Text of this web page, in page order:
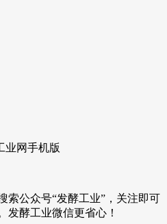
业网手机版
索公众号“发酵工业”，关注即可
发酵工业微信更省心！